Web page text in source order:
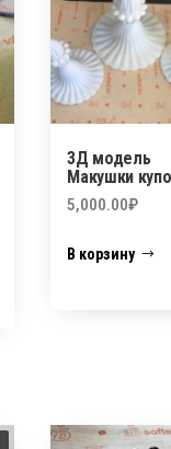
3Д модель
Макушки
5,000.00₽
В корзину